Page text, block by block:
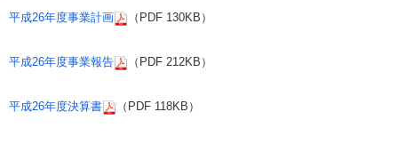
平成26年度事業計画 （PDF 130KB）
平成26年度事業報告 （PDF 212KB）
平成26年度決算書 （PDF 118KB）